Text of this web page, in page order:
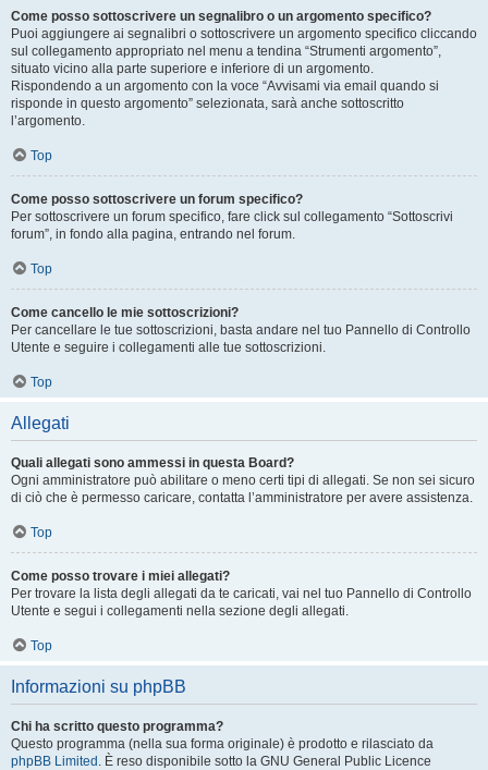
Come posso sottoscrivere un segnalibro o un argomento specifico?
Puoi aggiungere ai segnalibri o sottoscrivere un argomento specifico cliccando
sul collegamento appropriato nel menu a tendina “Strumenti argomento”,
situato vicino alla parte superiore e inferiore di un argomento.
Rispondendo a un argomento con la voce “Avvisami via email quando si
risponde in questo argomento” selezionata, sarà anche sottoscritto
l’argomento.
Top
Come posso sottoscrivere un forum specifico?
Per sottoscrivere un forum specifico, fare click sul collegamento “Sottoscrivi
forum”, in fondo alla pagina, entrando nel forum.
Top
Come cancello le mie sottoscrizioni?
Per cancellare le tue sottoscrizioni, basta andare nel tuo Pannello di Controllo
Utente e seguire i collegamenti alle tue sottoscrizioni.
Top
Allegati
Quali allegati sono ammessi in questa Board?
Ogni amministratore può abilitare o meno certi tipi di allegati. Se non sei sicuro
di ciò che è permesso caricare, contatta l’amministratore per avere assistenza.
Top
Come posso trovare i miei allegati?
Per trovare la lista degli allegati da te caricati, vai nel tuo Pannello di Controllo
Utente e segui i collegamenti nella sezione degli allegati.
Top
Informazioni su phpBB
Chi ha scritto questo programma?
Questo programma (nella sua forma originale) è prodotto e rilasciato da
phpBB Limited . È reso disponibile sotto la GNU General Public Licence